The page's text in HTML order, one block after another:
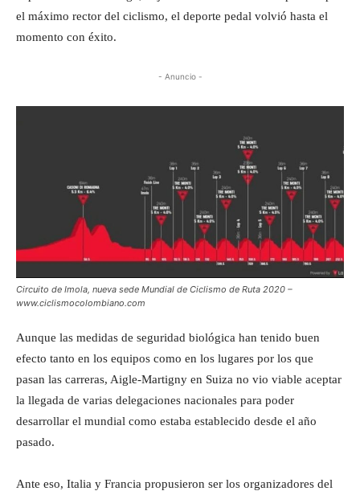
el máximo rector del ciclismo, el deporte pedal volvió hasta el
momento con éxito.
- Anuncio -
Circuito de Imola, nueva sede Mundial de Ciclismo de Ruta 2020 –
www.ciclismocolombiano.com
Aunque las medidas de seguridad biológica han tenido buen
efecto tanto en los equipos como en los lugares por los que
pasan las carreras, Aigle-Martigny en Suiza no vio viable aceptar
la llegada de varias delegaciones nacionales para poder
desarrollar el mundial como estaba establecido desde el año
pasado.
Ante eso, Italia y Francia propusieron ser los organizadores del